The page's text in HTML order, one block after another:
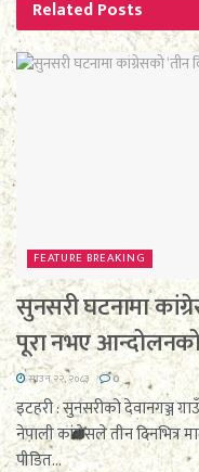
RelatedPosts
FEATURE BREAKING
सुनसरी घटनामा
पूरा नभए
साउन २२, २०८३ 0
इटहरी : सुनसरीको देवानगञ्ज
नेपाली कांग्रेसले तीन दिनभित्र
पीडित...